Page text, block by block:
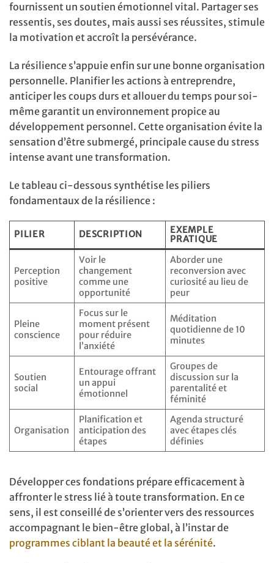
fournissent un soutien émotionnel vital. Partager ses
ressentis, ses doutes, mais aussi ses réussites, stimule
la motivation et accroît la persévérance.
La résilience s’appuie enfin sur une bonne organisation
personnelle. Planifier les actions à entreprendre,
anticiper les coups durs et allouer du temps pour soi-
même garantit un environnement propice au
développement personnel. Cette organisation évite la
sensation d’être submergé, principale cause du stress
intense avant une transformation.
Le tableau ci-dessous synthétise les piliers
fondamentaux de la résilience :
PILIER DESCRIPTION
EXEMPLE
PRATIQUE
Perception
positive
Voir le
changement
comme une
opportunité
Aborder une
reconversion avec
curiosité au lieu de
peur
Pleine
conscience
Focus sur le
moment présent
pour réduire
l’anxiété
Méditation
quotidienne de 10
minutes
Soutien
social
Entourage offrant
un appui
émotionnel
Groupes de
discussion sur la
parentalité et
féminité
Organisation
Planification et
anticipation des
étapes
Agenda structuré
avec étapes clés
définies
Développer ces fondations prépare efficacement à
affronter le stress lié à toute transformation. En ce
sens, il est conseillé de s’orienter vers des ressources
accompagnant le bien-être global, à l’instar de
programmes ciblant la beauté et la sérénité.